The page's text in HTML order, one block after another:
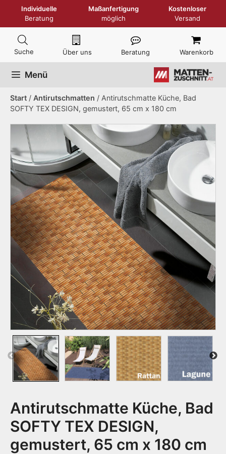
Individuelle
Beratung
Maßanfertigung
möglich
Kostenloser
Versand
Über uns Beratung Warenkorb
Menü
Start / Antirutschmatten / Antirutschmatte Küche, Bad
SOFTY TEX DESIGN, gemustert, 65 cm x 180 cm
Previous Next
Antirutschmatte Küche, Bad
SOFTY TEX DESIGN,
gemustert, 65 cm x 180 cm